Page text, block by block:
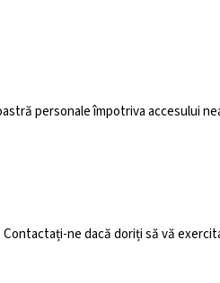
personale împotriva accesului
ne dacă doriți să vă